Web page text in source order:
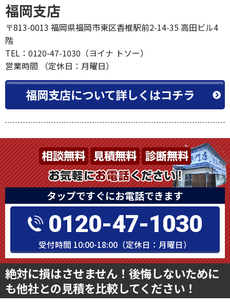
福岡支店
〒813-0013 福岡県福岡市東区香椎駅前2-14-35 高田ビル4
階
TEL：0120-47-1030（ヨイナ トソー）
営業時間 （定休日：月曜日）
福岡支店について詳しくはコチラ
タップですぐにお電話できます
0120-47-1030
受付時間 10:00-18:00（定休日：月曜日）
絶対に損はさせません！後悔しないために
も他社との見積を比較してください！